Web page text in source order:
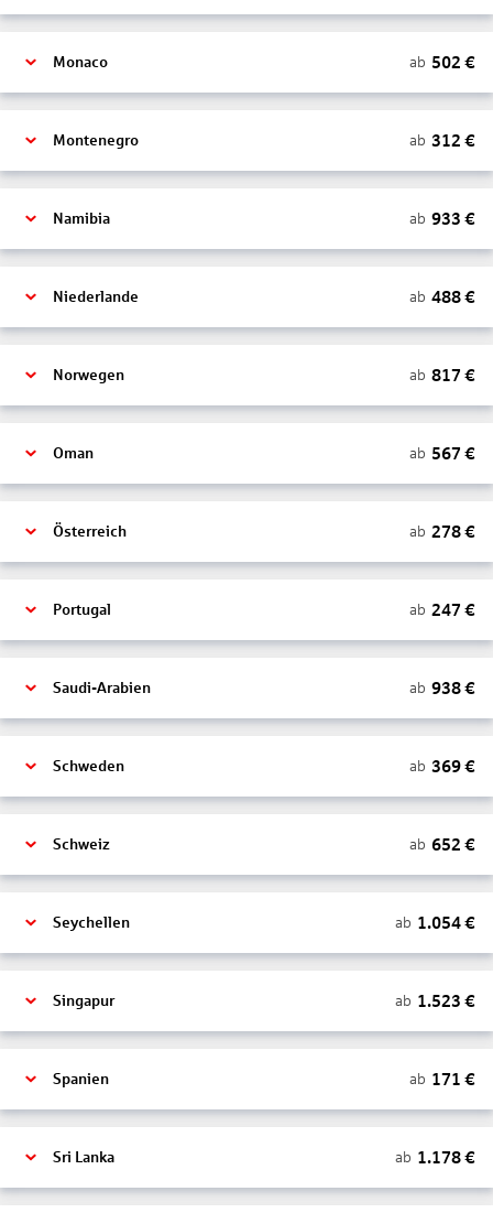
Monaco ab 502 €
Montenegro ab 312 €
Namibia ab 933 €
Niederlande ab 488€
Norwegen ab 817 €
Oman ab 567 €
Österreich ab 278€
Portugal ab 247 €
Saudi-Arabien ab 938€
Schweden ab 369€
Schweiz ab 652 €
Seychellen ab 1.054€
Singapur ab 1.523 €
Spanien ab 171 €
Sri Lanka ab 1.178€